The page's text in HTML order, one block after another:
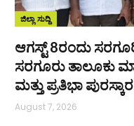
ಜಿಲ್ಲಾ ಸುದ್ದಿ
ಆಗಸ್ಟ್ 8ರಂದು
ಸರಗೂರು ತಾಲೂಕು
ಮತ್ತು ಪ್ರತಿಭಾ ಪುರಸ್ಕಾರ
August 7, 2026